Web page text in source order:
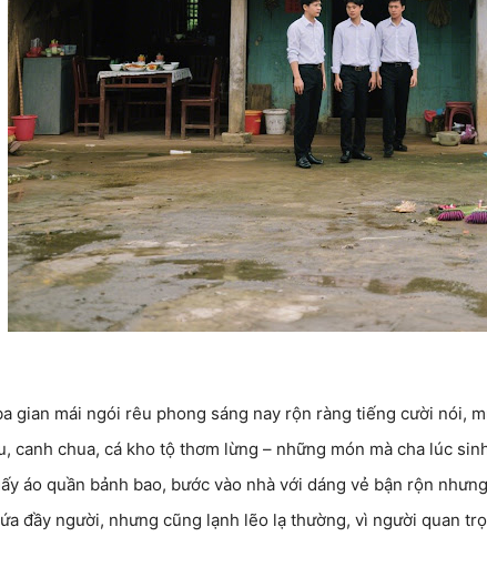
gian mái ngói rêu phong sáng nay rộn ràng tiếng cười nói,
canh chua, cá kho tộ thơm lừng – những món mà cha lúc
áo quần bảnh bao, bước vào nhà với dáng vẻ bận rộn
đầy người, nhưng cũng lạnh lẽo lạ thường, vì người quan